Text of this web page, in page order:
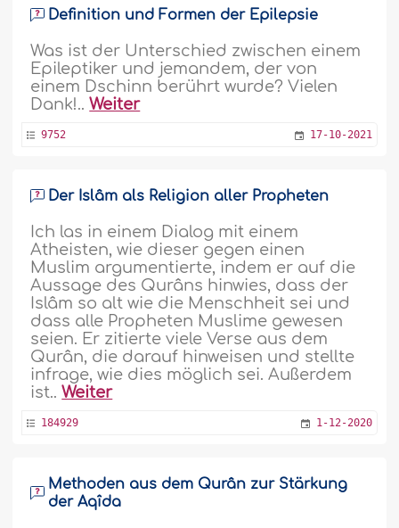
Definition und Formen der Epilepsie
Was ist der Unterschied zwischen einem
Epileptiker und jemandem, der von
einem Dschinn berührt wurde? Vielen
Dank!..Weiter
9752 17-10-2021
Der Islâm als Religion aller Propheten
Ich las in einem Dialog mit einem
Atheisten, wie dieser gegen einen
Muslim argumentierte, indem er auf die
Aussage des Qurâns hinwies, dass der
Islâm so alt wie die Menschheit sei und
dass alle Propheten Muslime gewesen
seien. Er zitierte viele Verse aus dem
Qurân, die darauf hinweisen und stellte
infrage, wie dies möglich sei. Außerdem
ist..Weiter
184929 1-12-2020
Methoden aus dem Qurân zur Stärkung
der Aqîda